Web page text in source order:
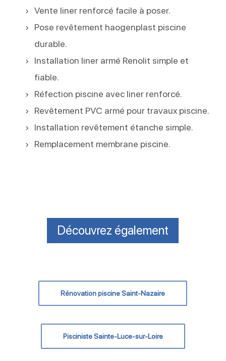
Vente liner renforcé facile à poser.
Pose revêtement haogenplast piscine
durable.
Installation liner armé Renolit simple et
fiable.
Réfection piscine avec liner renforcé.
Revêtement PVC armé pour travaux piscine.
Installation revêtement étanche simple.
Remplacement membrane piscine.
Découvrez également
Rénovation piscine Saint-Nazaire
Pisciniste Sainte-Luce-sur-Loire